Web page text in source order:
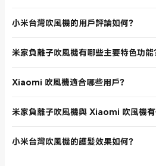
關注官網公告或訂閱電子報，隨時掌握
小米台灣吹風機的用戶評論如何？
度、護髮效果或外型設計都深受好評。消費者
米家負離子吹風機有哪些主要特色功能
亮麗。三檔風速調整，恆溫護髮設計，適合各
Xiaomi 吹風機適合哪些用戶？
族或學生。外型時尚，操作簡單，適合家庭成
米家負離子吹風機與 Xiaomi 吹風機有
吹風機則強調快速乾髮與高效風力，適合追求
小米台灣吹風機的護髮效果如何？